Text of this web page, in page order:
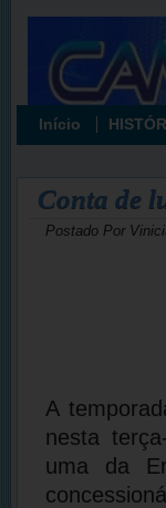
Início
Conta de
Postado Por
A
nesta
uma da